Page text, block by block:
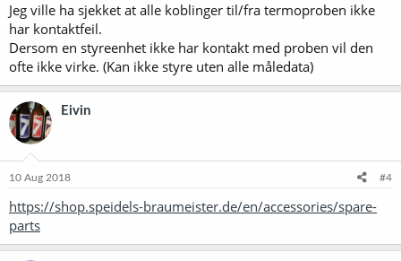
Jeg ville ha sjekket at alle koblinger til/fra termoproben ikke
har kontaktfeil.
Dersom en styreenhet ikke har kontakt med proben vil den
ofte ikke virke. (Kan ikke styre uten alle måledata)
Eivin
10 Aug 2018 #4
https://shop.speidels-braumeister.de/en/accessories/spare-
parts